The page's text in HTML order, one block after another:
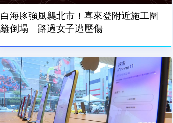
白海豚強風襲北市！喜來登附近施工圍
籬倒塌 路過女子遭壓傷